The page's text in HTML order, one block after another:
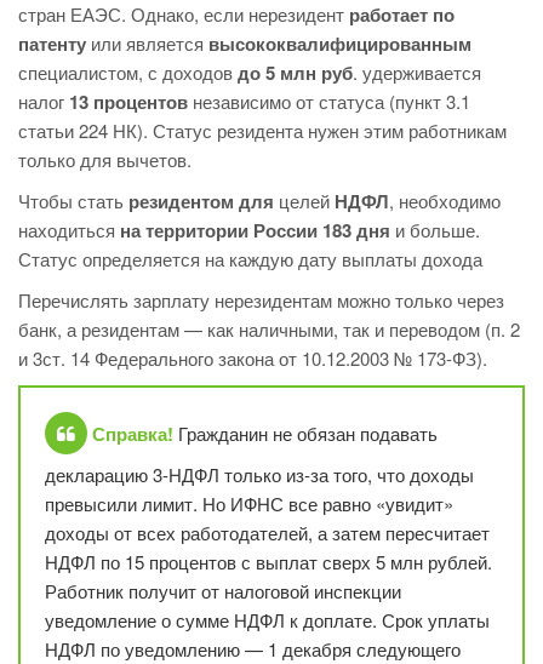
стран ЕАЭС. Однако, если нерезидент работает по
патенту или является высококвалифицированным
специалистом, с доходовдо 5 млн руб. удерживается
налог 13 процентов независимо от статуса (пункт 3.1
статьи 224 НК). Статус резидента нужен этим работникам
только для вычетов.
Чтобы стать резидентом для целей НДФЛ, необходимо
находиться на территории России 183 дня и больше.
Статус определяется на каждую дату выплаты дохода
Перечислять зарплату нерезидентам можно только через
банк, а резидентам — как наличными, так и переводом (п. 2
и 3ст. 14 Федерального закона от 10.12.2003 № 173-ФЗ).
Справка! Гражданин не обязан подавать
декларацию 3-НДФЛ только из-за того, что доходы
превысили лимит. Но ИФНС все равно «увидит»
доходы от всех работодателей, а затем пересчитает
НДФЛ по 15 процентов с выплат сверх 5 млн рублей.
Работник получит от налоговой инспекции
уведомление о сумме НДФЛ к доплате. Срок уплаты
НДФЛ по уведомлению — 1 декабря следующего